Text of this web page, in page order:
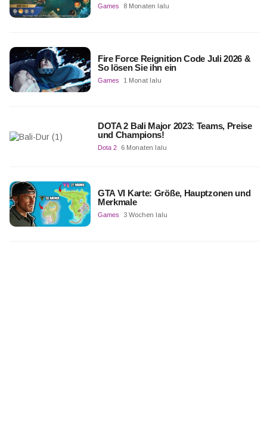
Games 8 Monaten lalu
Fire Force Reignition Code Juli 2026 &
So lösen Sie ihn ein
Games 1 Monat lalu
DOTA 2 Bali Major 2023: Teams, Preise
und Champions!
Dota 2 6 Monaten lalu
GTA VI Karte: Größe, Hauptzonen und
Merkmale
Games 3 Wochen lalu